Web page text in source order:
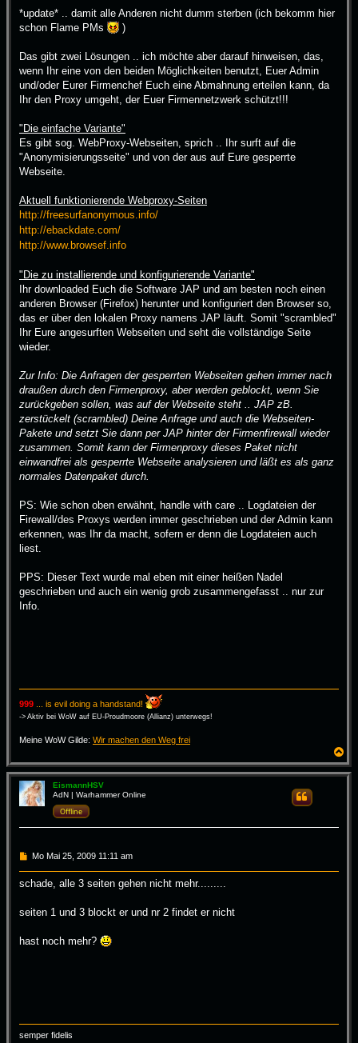
g
*update* .. damit alle Anderen nicht dumm sterben (ich bekomm hier
schon Flame PMs
)
Das gibt zwei Lösungen .. ich möchte aber darauf hinweisen, das,
wenn Ihr eine von den beiden Möglichkeiten benutzt, Euer Admin
und/oder Eurer Firmenchef Euch eine Abmahnung erteilen kann, da
Ihr den Proxy umgeht, der Euer Firmennetzwerk schützt!!!
"Die einfache Variante"
Es gibt sog. WebProxy-Webseiten, sprich .. Ihr surft auf die
"Anonymisierungsseite" und von der aus auf Eure gesperrte
Webseite.
Aktuell funktionierende Webproxy-Seiten
http://freesurfanonymous.info/
http://ebackdate.com/
http://www.browsef.info
"Die zu installierende und konfigurierende Variante"
Ihr downloaded Euch die Software JAP und am besten noch einen
anderen Browser (Firefox) herunter und konfiguriert den Browser so,
das er über den lokalen Proxy namens JAP läuft. Somit "scrambled"
Ihr Eure angesurften Webseiten und seht die vollständige Seite
wieder.
Zur Info: Die Anfragen der gesperrten Webseiten gehen immer nach
draußen durch den Firmenproxy, aber werden geblockt, wenn Sie
zurückgeben sollen, was auf der Webseite steht .. JAP zB.
zerstückelt (scrambled) Deine Anfrage und auch die Webseiten-
Pakete und setzt Sie dann per JAP hinter der Firmenfirewall wieder
zusammen. Somit kann der Firmenproxy dieses Paket nicht
einwandfrei als gesperrte Webseite analysieren und läßt es als ganz
normales Datenpaket durch.
PS: Wie schon oben erwähnt, handle with care .. Logdateien der
Firewall/des Proxys werden immer geschrieben und der Admin kann
erkennen, was Ihr da macht, sofern er denn die Logdateien auch
liest.
PPS: Dieser Text wurde mal eben mit einer heißen Nadel
geschrieben und auch ein wenig grob zusammengefasst .. nur zur
Info.
999 ... is evil doing a handstand!
-> Aktiv bei WoW auf EU-Proudmoore (Allianz) unterwegs!
Meine WoW Gilde: Wir machen den Weg frei
a
c
EismannHSV
AdN | Warhammer Online
Offline
Zitieren
B
t
a
g
Mo Mai 25, 2009 11:11 am
schade, alle 3 seiten gehen nicht mehr.........
seiten 1 und 3 blockt er und nr 2 findet er nicht
hast noch mehr?
semper fidelis